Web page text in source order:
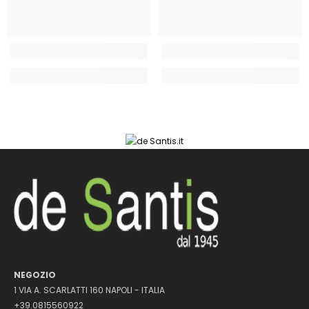
NEGOZIO
1 VIA A. SCARLATTI 160 NAPOLI - ITALIA
+39.0815560922